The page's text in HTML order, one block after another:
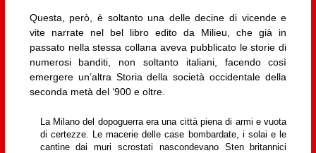
Questa, però, è soltanto una delle decine di vicende e
vite narrate nel bel libro edito da Milieu, che già in
passato nella stessa collana aveva pubblicato le storie di
numerosi banditi, non soltanto italiani, facendo così
emergere un’altra Storia della società occidentale della
seconda metà del ‘900 e oltre.
La Milano del dopoguerra era una città piena di armi e vuota
di certezze. Le macerie delle case bombardate, i solai e le
cantine dai muri scrostati nascondevano Sten britannici